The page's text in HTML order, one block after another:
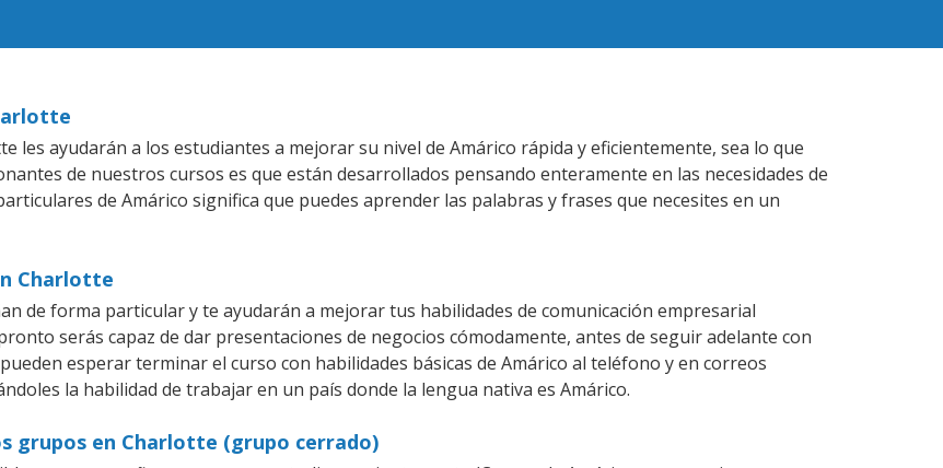
les ayudarán a los estudiantes a mejorar su nivel de Amárico rápida y eficientemente, sea lo que
de nuestros cursos es que están desarrollados pensando enteramente en las necesidades de
de Amárico significa que puedes aprender las palabras y frases que necesites en un
Charlotte
de forma particular y te ayudarán a mejorar tus habilidades de comunicación empresarial
serás capaz de dar presentaciones de negocios cómodamente, antes de seguir adelante con
esperar terminar el curso con habilidades básicas de Amárico al teléfono y en correos
la habilidad de trabajar en un país donde la lengua nativa es Amárico.
grupos en Charlotte (grupo cerrado)